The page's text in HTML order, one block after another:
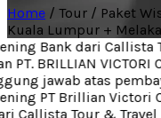
Home / Tour / Paket
Kuala Lumpur +
Bank dari Callista
PT. BRILLIAN VICTORI
jawab atas
PT Brillian Victori
Callista Tour & Travel